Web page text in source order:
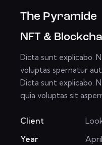
The Pyramide
NFT &
Dicta sunt explicabo.
voluptas spernatur
Dicta sunt explicabo.
quia voluptas sit
Client
Year